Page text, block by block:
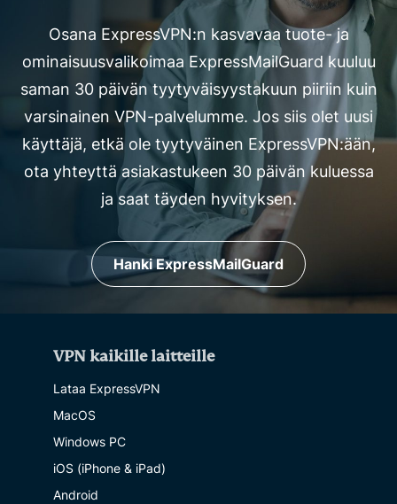
Osana ExpressVPN:n kasvavaa tuote- ja
ominaisuusvalikoimaa ExpressMailGuard kuuluu
saman 30 päivän tyytyväisyystakuun piiriin kuin
varsinainen VPN-palvelumme. Jos siis olet uusi
käyttäjä, etkä ole tyytyväinen ExpressVPN:ään,
ota yhteyttä asiakastukeen 30 päivän kuluessa
ja saat täyden hyvityksen.
Hanki ExpressMailGuard
VPN kaikille laitteille
Lataa ExpressVPN
MacOS
Windows PC
iOS (iPhone & iPad)
Android